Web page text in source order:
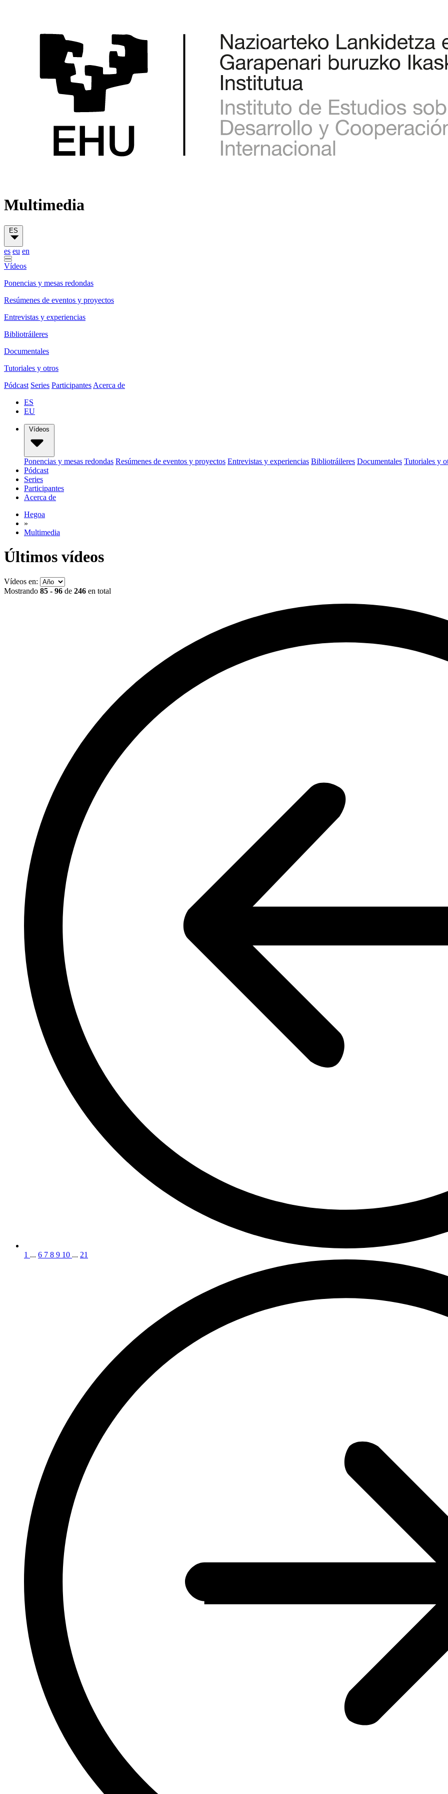
Multimedia
ES
es eu en
Vídeos
Ponencias y mesas redondas
Resúmenes de eventos y proyectos
Entrevistas y experiencias
Bibliotráileres
Documentales
Tutoriales y otros
Pódcast Series Participantes Acerca de
ES
EU
Vídeos
Ponencias y mesas redondas Resúmenes de eventos y proyectos Entrevistas y experiencias Bibliotráileres Documentales Tutoriales y
Pódcast
Series
Participantes
Acerca de
Hegoa
»
Multimedia
Últimos vídeos
Vídeos en:
Mostrando 85 - 96 de 246 en total
1 ... 6 7 8 9 10 ... 21